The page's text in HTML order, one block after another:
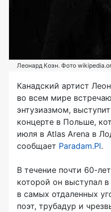
Леонард Коэн. Фото
Канадский артист
во всем мире
энтузиазмом,
концерте в Польше,
июля в Atlas Arena в
сообщает Рaradam.Pl.
В течение почти 60-
которой он выступал
в самых отдаленных
поэт, трубадур и